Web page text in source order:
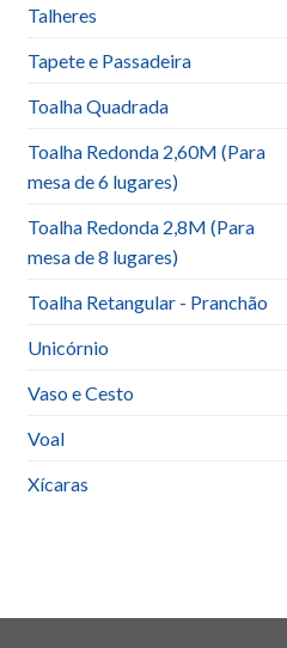
Talheres
Tapete e Passadeira
Toalha Quadrada
Toalha Redonda 2,60M (Para
mesa de 6 lugares)
Toalha Redonda 2,8M (Para
mesa de 8 lugares)
Toalha Retangular - Pranchão
Unicórnio
Vaso e Cesto
Voal
Xícaras